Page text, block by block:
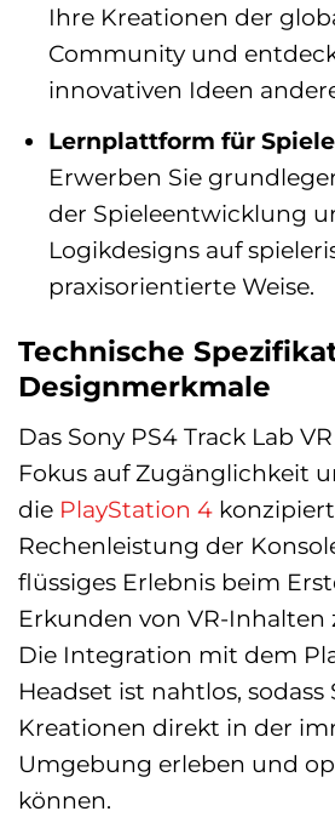
Ihre Kreationen der
Community und
innovativen Ideen
Lernplattform für
Erwerben Sie
der Spieleentwicklung
Logikdesigns auf
praxisorientierte Weise.
Technische
Designmerkmale
Das Sony PS4 Track Lab
Fokus auf Zugänglichkeit
die PlayStation 4
Rechenleistung der
flüssiges Erlebnis beim
Erkunden von VR-Inhalten
Die Integration mit dem
Headset ist nahtlos, sodass
Kreationen direkt in der
Umgebung erleben und
können.